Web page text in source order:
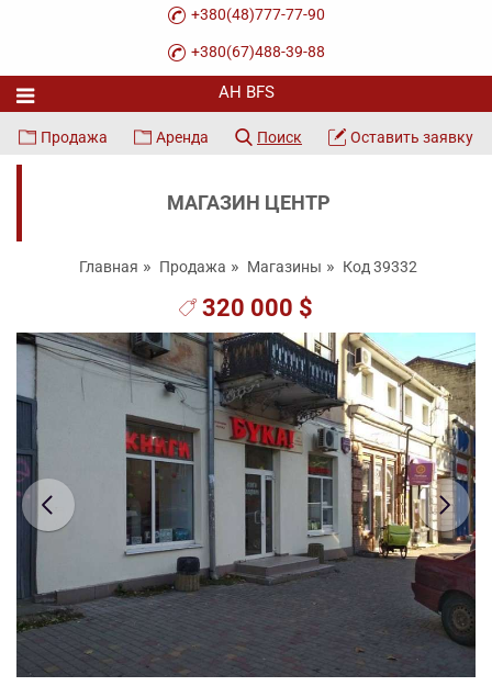
+380(48)777-77-90
+380(67)488-39-88
Продажа Аренда Поиск Оставить заявку
МАГАЗИН ЦЕНТР
Главная Продажа Магазины Код 39332
320 000 $